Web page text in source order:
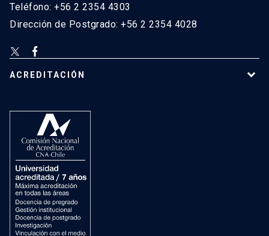
Teléfono: +56 2 2354 4303
Dirección de Postgrado: +56 2 2354 4028
ACREDITACIÓN